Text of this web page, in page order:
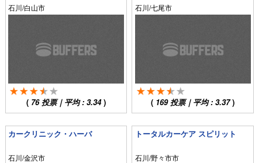
石川/白山市
( 76投票｜平均 :3.34)
石川/七尾市
( 169投票｜平均 :3.37)
カークリニック・ハーバ
石川/金沢市
トータルカーケア スピリット
石川/野々市市